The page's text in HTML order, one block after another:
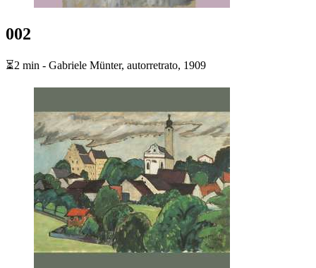
002
⏳2 min - Gabriele Münter, autorretrato, 1909